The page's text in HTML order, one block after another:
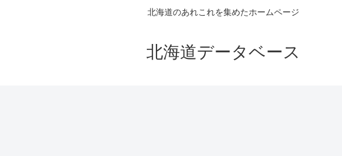
北海道のあれこれを集めたホームページ
北海道データベース